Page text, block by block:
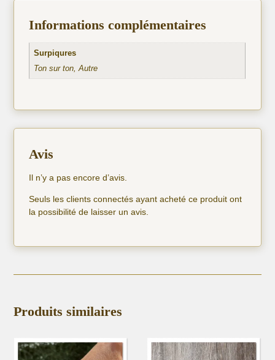
Informations complémentaires
Surpiqures
Ton sur ton, Autre
Avis
Il n’y a pas encore d’avis.
Seuls les clients connectés ayant acheté ce produit ont
la possibilité de laisser un avis.
Produits similaires